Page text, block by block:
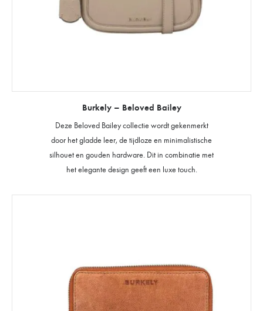
Burkely – Beloved Bailey
Deze Beloved Bailey collectie wordt gekenmerkt
door het gladde leer, de tijdloze en minimalistische
silhouet en gouden hardware. Dit in combinatie met
het elegante design geeft een luxe touch.